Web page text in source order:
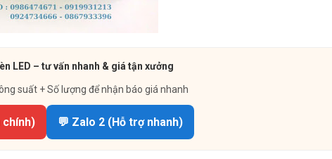
LED – tư vấn nhanh & giá tận xưởng
suất + Số lượng để nhận báo giá nhanh
chính) 💬 Zalo 2 (Hỗ trợ nhanh)